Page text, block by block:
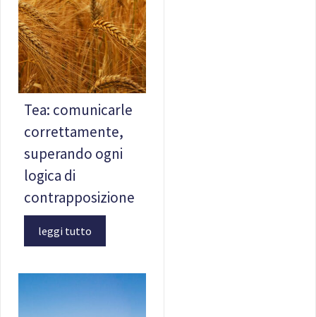
Tea: comunicarle
correttamente,
superando ogni
logica di
contrapposizione
leggi tutto